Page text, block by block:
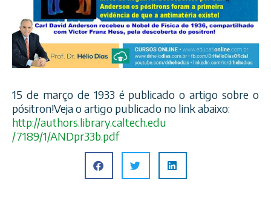
15 de março de 1933 é publicado o artigo sobre o
pósitron!Veja o artigo publicado no link abaixo:
http://authors.library.caltech.edu
/7189/1/ANDpr33b.pdf